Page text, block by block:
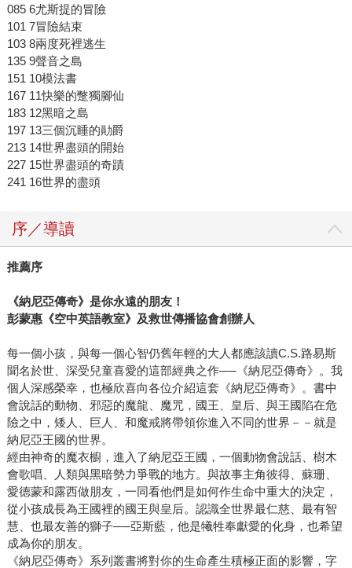
085 6尤斯提的冒險
101 7冒險結束
103 8兩度死裡逃生
135 9聲音之島
151 10模法書
167 11快樂的蹩獨腳仙
183 12黑暗之島
197 13三個沉睡的勛爵
213 14世界盡頭的開始
227 15世界盡頭的奇蹟
241 16世界的盡頭
序／導讀
推薦序
《納尼亞傳奇》是你永遠的朋友！
彭蒙惠《空中英語教室》及救世傳播協會創辦人
每一個小孩，與每一個心智仍舊年輕的大人都應該讀C.S.路易斯
聞名於世、深受兒童喜愛的這部經典之作──《納尼亞傳奇》。我
個人深感榮幸，也極欣喜向各位介紹這套《納尼亞傳奇》。書中
會說話的動物、邪惡的魔龍、魔咒，國王、皇后、與王國陷在危
險之中，矮人、巨人、和魔戒將帶領你進入不同的世界－－就是
納尼亞王國的世界。
經由神奇的魔衣櫥，進入了納尼亞王國，一個動物會說話、樹木
會歌唱、人類與黑暗勢力爭戰的地方。與故事主角彼得、蘇珊、
愛德蒙和露西做朋友，一同看他們是如何作生命中重大的決定，
從小孩成長為王國裡的國王與皇后。認識全世界最仁慈、最有智
慧、也最友善的獅子──亞斯藍，他是犧牲奉獻愛的化身，也希望
成為你的朋友。
《納尼亞傳奇》系列叢書將對你的生命產生積極正面的影響，字